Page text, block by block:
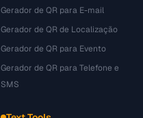
Gerador de QR para E-mail
Gerador de QR de Localização
Gerador de QR para Evento
Gerador de QR para Telefone e
SMS